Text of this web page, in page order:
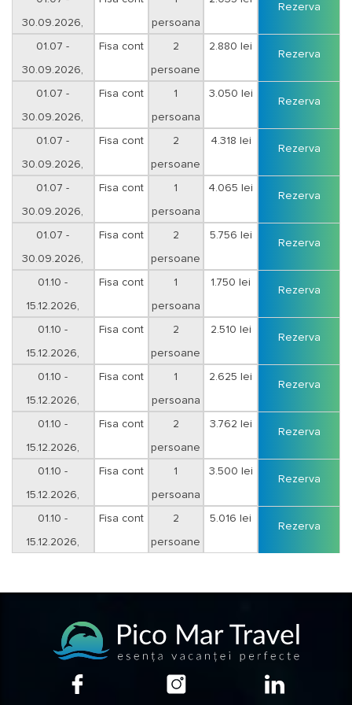
30.09.2026,
sejur 6 nopti
persoana
Rezerva
01.07 -
30.09.2026,
sejur 6 nopti
Fisa cont 2
persoane
2.880 lei
Rezerva
01.07 -
30.09.2026,
sejur 9 nopti
Fisa cont 1
persoana
3.050 lei
Rezerva
01.07 -
30.09.2026,
sejur 9 nopti
Fisa cont 2
persoane
4.318 lei
Rezerva
01.07 -
30.09.2026,
sejur 12 nopti
Fisa cont 1
persoana
4.065 lei
Rezerva
01.07 -
30.09.2026,
sejur 12 nopti
Fisa cont 2
persoane
5.756 lei
Rezerva
01.10 -
15.12.2026,
sejur 6 nopti
Fisa cont 1
persoana
1.750 lei
Rezerva
01.10 -
15.12.2026,
sejur 6 nopti
Fisa cont 2
persoane
2.510 lei
Rezerva
01.10 -
15.12.2026,
sejur 9 nopti
Fisa cont 1
persoana
2.625 lei
Rezerva
01.10 -
15.12.2026,
sejur 9 nopti
Fisa cont 2
persoane
3.762 lei
Rezerva
01.10 -
15.12.2026,
sejur 12 nopti
Fisa cont 1
persoana
3.500 lei
Rezerva
01.10 -
15.12.2026,
Fisa cont 2
persoane
5.016 lei
Rezerva